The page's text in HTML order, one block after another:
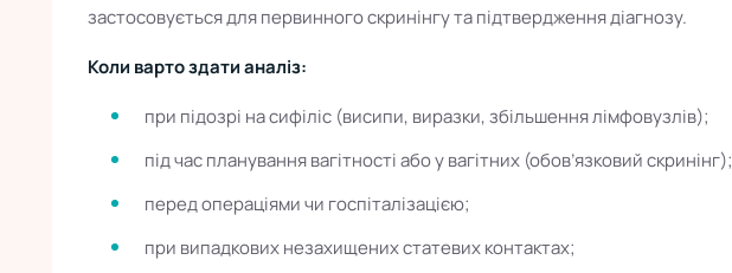
застосовується для первинного скринінгу та підтвердження діагнозу.
Коли варто здати аналіз:
при підозрі на сифіліс (висипи, виразки, збільшення лімфовузлів);
під час планування вагітності або у вагітних (обов’язковий скринінг);
перед операціями чи госпіталізацією;
при випадкових незахищених статевих контактах;